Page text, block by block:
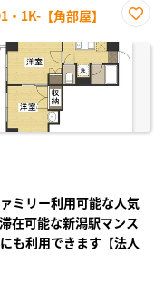
1K-【角部屋】
に入
り登
ミリー利用可能な人気
在可能な新潟駅マンス
も利用できます【法人